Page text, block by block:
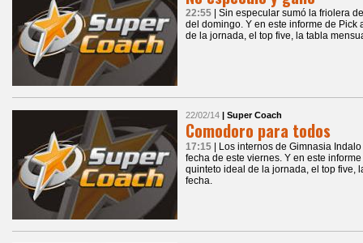
22:55
| Sin especular sumó la friolera
del domingo. Y en este informe de
de la jornada, el top five, la tabla
22/02/14 | Super Coach
Comodoro para todos
17:15
| Los internos de Gimnasia
fecha de este viernes. Y en este
quinteto ideal de la jornada, el top five,
fecha.